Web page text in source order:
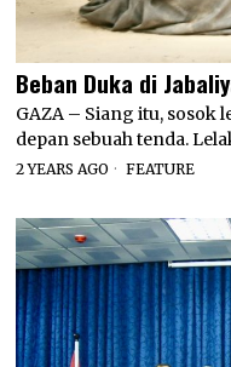
Beban Duka di
GAZA – Siang itu,
depan sebuah tenda.
2 YEARS AGO FEATURE